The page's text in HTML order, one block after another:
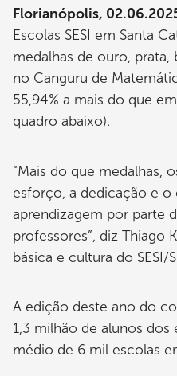
Florianópolis,
Escolas SESI em Santa
medalhas de ouro,
no Canguru de
55,94% a mais do que
quadro abaixo).
“Mais do que medalhas,
esforço, a dedicação e
aprendizagem por parte
professores”, diz Thiago
básica e cultura do SESI/
A edição deste ano do
1,3 milhão de alunos
médio de 6 mil escolas